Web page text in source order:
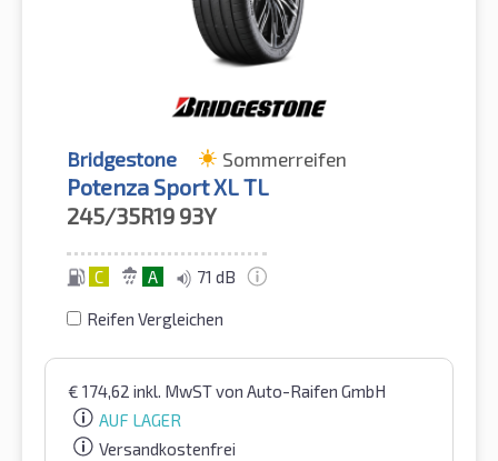
Bridgestone Sommerreifen
Potenza Sport XL TL
245/35R19 93Y
C A 71 dB
Reifen Vergleichen
€ 174,62 inkl. MwSTvon Auto-Raifen GmbH
AUF LAGER
Versandkostenfrei